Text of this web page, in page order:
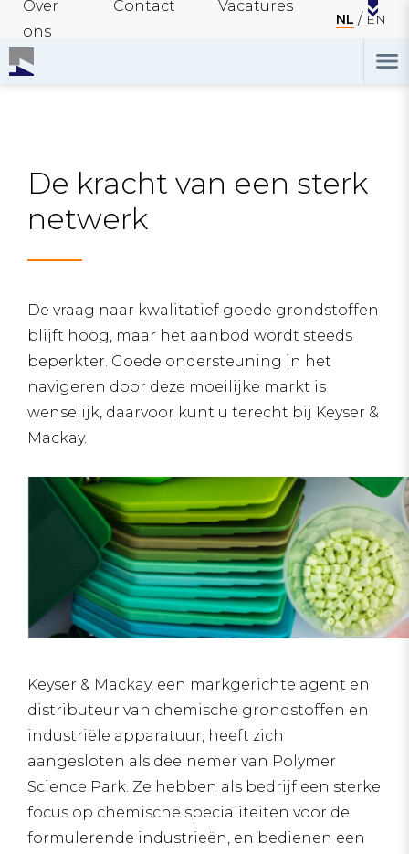
Over
ons
Contact Vacatures
NL EN
De kracht van een sterk
netwerk
De vraag naar kwalitatief goede grondstoffen
blijft hoog, maar het aanbod wordt steeds
beperkter. Goede ondersteuning in het
navigeren door deze moeilijke markt is
wenselijk, daarvoor kunt u terecht bij Keyser &
Mackay.
Keyser & Mackay, een markgerichte agent en
distributeur van chemische grondstoffen en
industriële apparatuur, heeft zich
aangesloten als deelnemer van Polymer
Science Park. Ze hebben als bedrijf een sterke
focus op chemische specialiteiten voor de
formulerende industrieën, en bedienen een